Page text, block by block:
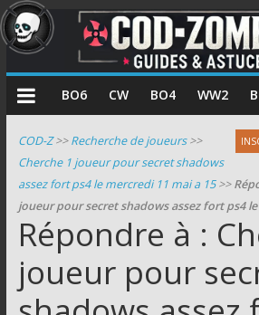
COD
Zombie
Guides
et
astuces
pour
le
mode
zombie
BO6 CW BO4 WW2
COD-Z>>Recherche de joueurs>>
Cherche 1 joueur pour secret shadows
assez fort ps4 le mercredi 11 mai a 15>>
joueur pour secret shadows assez fort ps4
Répondre à :
joueur pour